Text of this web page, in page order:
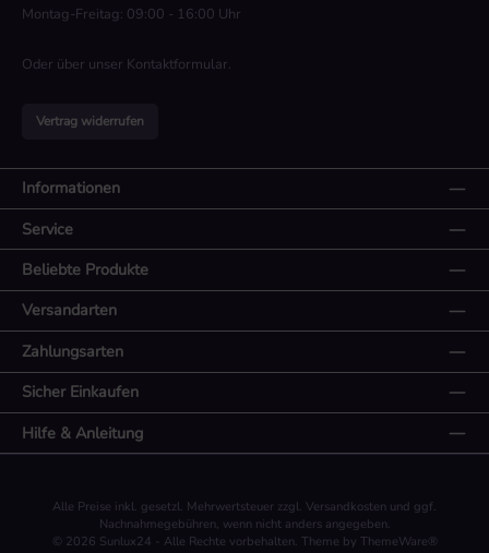
Montag-Freitag: 09:00 - 16:00 Uhr
Oder über unser Kontaktformular.
Vertrag widerrufen
Informationen
Service
Beliebte Produkte
Zahlungsarten
Versandarten
Sicher Einkaufen
Hilfe & Anleitung
Alle Preise inkl. gesetzl. Mehrwertsteuer zzgl. Versandkosten und ggf.
Nachnahmegebühren, wenn nicht anders angegeben.
© 2026 Sunlux24 - Alle Rechte vorbehalten. Theme by ThemeWare®